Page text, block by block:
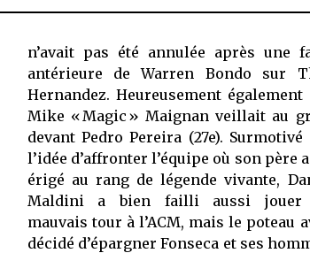
3,
n’avait pas été annulée après une
antérieure de Warren Bondo sur
Hernandez. Heureusement également
Mike « Magic » Maignan veillait au
devant Pedro Pereira (27e). Surmotivé
l’idée d’affronter l’équipe où son père
érigé au rang de légende vivante,
Maldini a bien failli aussi jouer
mauvais tour à l’ACM, mais le poteau
décidé d’épargner Fonseca et ses